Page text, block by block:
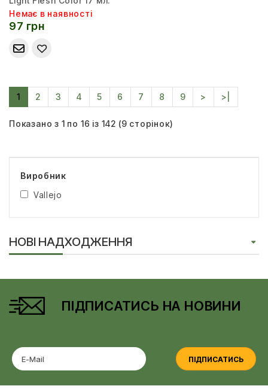
Немає в наявності
97 грн
1 2 3 4 5 6 7 8 9 > >|
Показано з 1 по 16 із 142 (9 сторінок)
Виробник
Vallejo
НОВІ НАДХОДЖЕННЯ
ПІДПИСАТИСЬ НА НОВИНИ
ПІДПИСАТИСЬ